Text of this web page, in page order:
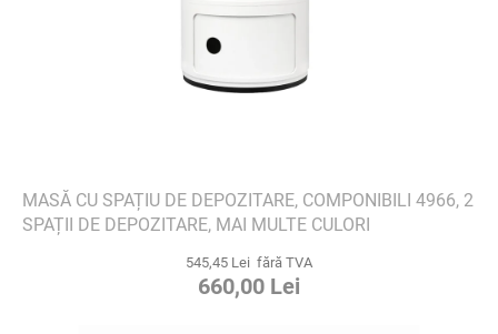
MASĂ CU SPAȚIU DE DEPOZITARE, COMPONIBILI 4966, 2
SPAȚII DE DEPOZITARE, MAI MULTE CULORI
545,45 Lei fără TVA
660,00 Lei